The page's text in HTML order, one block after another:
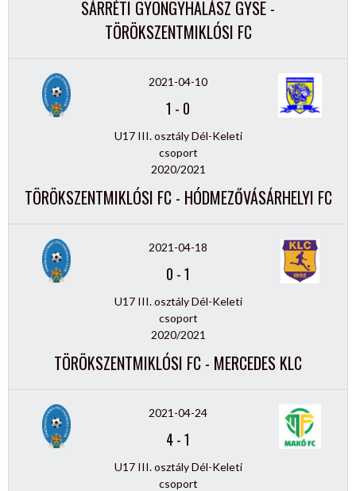
SÁRRÉTI GYÖNGYHALÁSZ GYSE -
TÖRÖKSZENTMIKLÓSI FC
2021-04-10
1 - 0
U17 III. osztály Dél-Keleti
csoport
2020/2021
TÖRÖKSZENTMIKLÓSI FC - HÓDMEZŐVÁSÁRHELYI FC
2021-04-18
0 -1
U17 III. osztály Dél-Keleti
csoport
2020/2021
TÖRÖKSZENTMIKLÓSI FC - MERCEDES KLC
2021-04-24
4-1
U17 III. osztály Dél-Keleti
csoport